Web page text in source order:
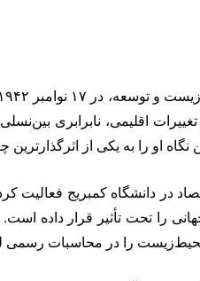
تغییرات اقلیمی، نابرابری
او را به یکی از
در دانشگاه کمبریج
را تحت تأثیر قرار داده
محیط‌زیست را در محاسبات رسمی